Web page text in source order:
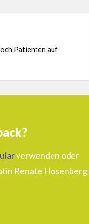
Patienten auf
verwenden oder
Renate Hosenberg